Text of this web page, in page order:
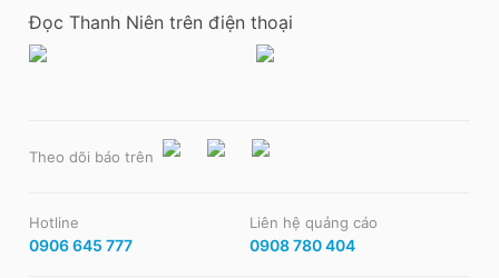
Đọc Thanh Niên trên điện thoại
Theo dõi báo trên
Hotline
0906 645 777
Liên hệ quảng cáo
0908 780 404